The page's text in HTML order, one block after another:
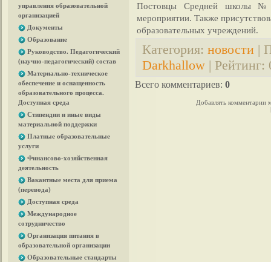
управления образовательной
организацией
Документы
Образование
Руководство. Педагогический
(научно-педагогический) состав
Материально-техническое
обеспечение и оснащенность
образовательного процесса.
Доступная среда
Стипендии и иные виды
материальной поддержки
Платные образовательные
услуги
Финансово-хозяйственная
деятельность
Вакантные места для приема
(перевода)
Доступная среда
Международное
сотрудничество
Организация питания в
образовательной организации
Образовательные стандарты
Постовцы Средней школы
мероприятии. Также
образовательных учреждений.
Категория: новости |
Darkhallow | Рейтинг:
Всего комментариев: 0
Добавлять комментарии